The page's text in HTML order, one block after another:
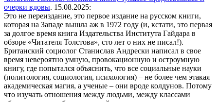
очерки вдовы. 15.08.2025:
Это не переиздание, это первое издание на русском книги,
которая на Западе вышла аж в 1972 году (и, кстати, это первая
за долгое время книга Издательства Института Гайдара в
обзоре «Читателя Толстова», сто лет о них не писал!).
Британский социолог Станислав Андрески написал в свое
время невероятно умную, провокационную и остроумную
книгу, где попытался объяснить, что все социальные науки
(политология, социология, психология) – не более чем этакая
академическая магия, а ученые – они вроде колдунов. Потому
что изучать отношения между людьми, между классами